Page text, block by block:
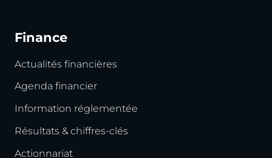
Finance
Actualités financières
Agenda financier
Information réglementée
Résultats & chiffres-clés
Actionnariat